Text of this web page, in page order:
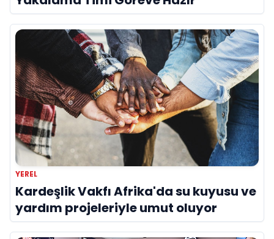
YEREL
Kardeşlik Vakfı Afrika'da su kuyusu ve
yardım projeleriyle umut oluyor